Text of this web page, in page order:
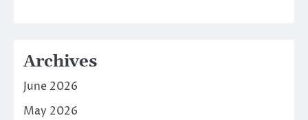
Archives
June 2026
May 2026